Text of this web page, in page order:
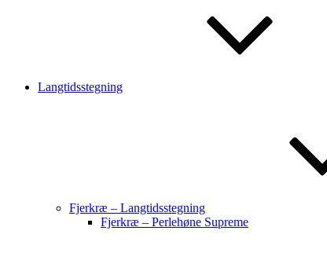
Langtidsstegning
Fjerkræ – Langtidsstegning
Fjerkræ – Perlehøne Supreme